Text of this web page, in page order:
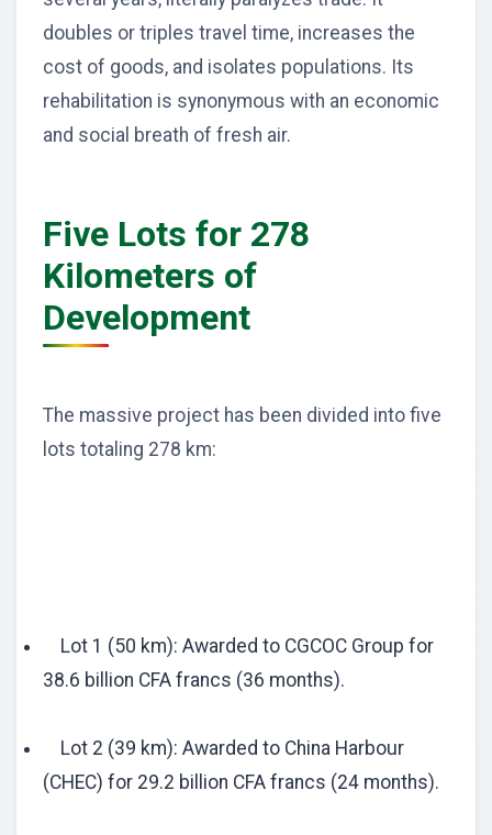
doubles or triples travel time, increases the
cost of goods, and isolates populations. Its
rehabilitation is synonymous with an economic
and social breath of fresh air.
Five Lots for 278
Kilometers of
Development
The massive project has been divided into five
lots totaling 278 km:
Lot 1 (50 km): Awarded to CGCOC Group for
38.6 billion CFA francs (36 months).
Lot 2 (39 km): Awarded to China Harbour
(CHEC) for 29.2 billion CFA francs (24 months).